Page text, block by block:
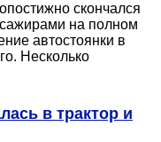
скончался
на полном
автостоянки в
Несколько
в трактор и